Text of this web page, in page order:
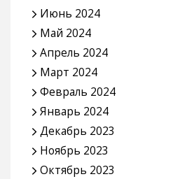
Июнь 2024
Май 2024
Апрель 2024
Март 2024
Февраль 2024
Январь 2024
Декабрь 2023
Ноябрь 2023
Октябрь 2023